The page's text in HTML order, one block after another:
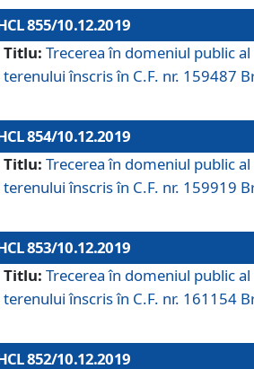
855/10.12.2019
Titlu: Trecerea în domeniul public
terenului înscris în C.F. nr. 159487
854/10.12.2019
Titlu: Trecerea în domeniul public
terenului înscris în C.F. nr. 159919
853/10.12.2019
Titlu: Trecerea în domeniul public
terenului înscris în C.F. nr. 161154
852/10.12.2019